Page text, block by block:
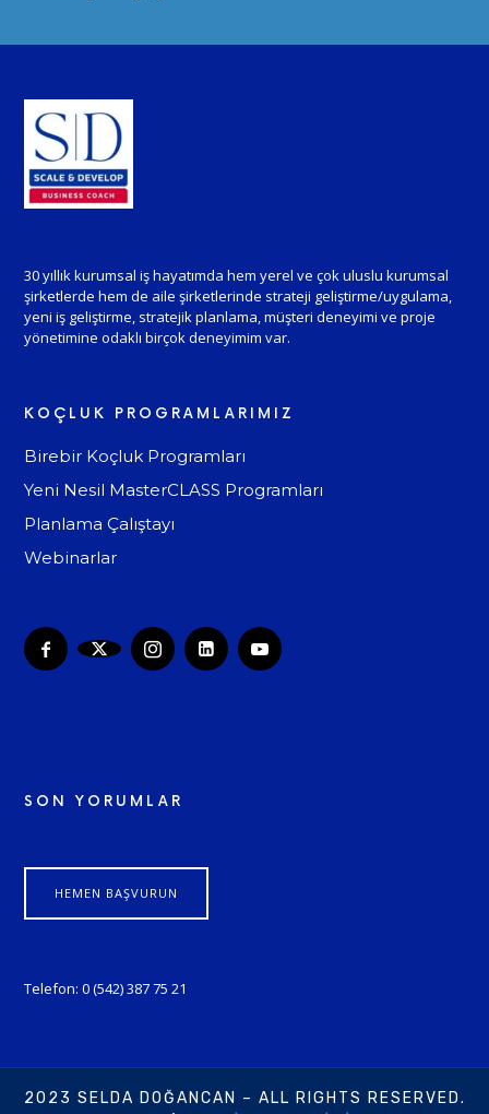
30 yıllık kurumsal iş hayatımda hem yerel ve çok uluslu kurumsal
şirketlerde hem de aile şirketlerinde strateji geliştirme/uygulama,
yeni iş geliştirme, stratejik planlama, müşteri deneyimi ve proje
yönetimine odaklı birçok deneyimim var.
KOÇLUK PROGRAMLARIMIZ
Birebir Koçluk Programları
Yeni Nesil MasterCLASS Programları
Planlama Çalıştayı
Webinarlar
SON YORUMLAR
HEMEN BAŞVURUN
Telefon: 0 (542) 387 75 21
2023 SELDA DOĞANCAN – ALL RIGHTS RESERVED.